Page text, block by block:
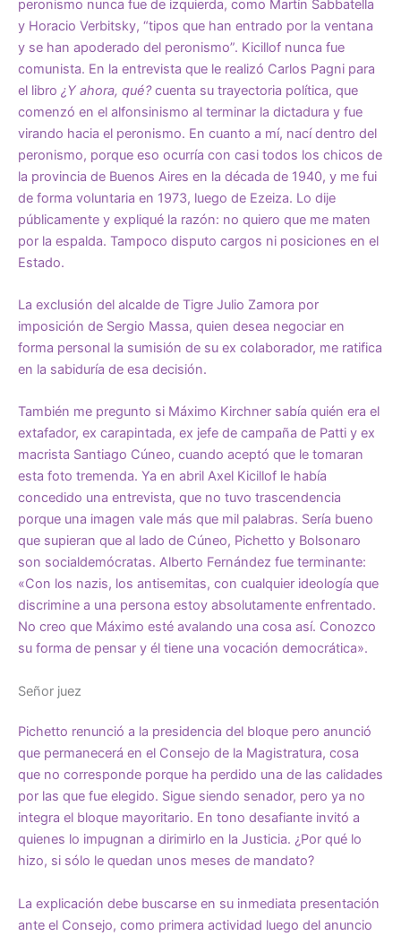
peronismo nunca fue de izquierda, como Martín Sabbatella
y Horacio Verbitsky, “tipos que han entrado por la ventana
y se han apoderado del peronismo”. Kicillof nunca fue
comunista. En la entrevista que le realizó Carlos Pagni para
el libro ¿Y ahora, qué?cuenta su trayectoria política, que
comenzó en el alfonsinismo al terminar la dictadura y fue
virando hacia el peronismo. En cuanto a mí, nací dentro del
peronismo, porque eso ocurría con casi todos los chicos de
la provincia de Buenos Aires en la década de 1940, y me fui
de forma voluntaria en 1973, luego de Ezeiza. Lo dije
públicamente y expliqué la razón: no quiero que me maten
por la espalda. Tampoco disputo cargos ni posiciones en el
Estado.
La exclusión del alcalde de Tigre Julio Zamora por
imposición de Sergio Massa, quien desea negociar en
forma personal la sumisión de su ex colaborador, me ratifica
en la sabiduría de esa decisión.
También me pregunto si Máximo Kirchner sabía quién era el
extafador, ex carapintada, ex jefe de campaña de Patti y ex
macrista Santiago Cúneo, cuando aceptó que le tomaran
esta foto tremenda. Ya en abril Axel Kicillof le había
concedido una entrevista, que no tuvo trascendencia
porque una imagen vale más que mil palabras. Sería bueno
que supieran que al lado de Cúneo, Pichetto y Bolsonaro
son socialdemócratas. Alberto Fernández fue terminante:
«Con los nazis, los antisemitas, con cualquier ideología que
discrimine a una persona estoy absolutamente enfrentado.
No creo que Máximo esté avalando una cosa así. Conozco
su forma de pensar y él tiene una vocación democrática».
Señor juez
Pichetto renunció a la presidencia del bloque pero anunció
que permanecerá en el Consejo de la Magistratura, cosa
que no corresponde porque ha perdido una de las calidades
por las que fue elegido. Sigue siendo senador, pero ya no
integra el bloque mayoritario. En tono desafiante invitó a
quienes lo impugnan a dirimirlo en la Justicia. ¿Por qué lo
hizo, si sólo le quedan unos meses de mandato?
La explicación debe buscarse en su inmediata presentación
ante el Consejo, como primera actividad luego del anuncio